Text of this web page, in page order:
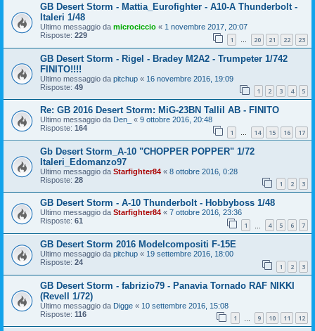
GB Desert Storm - Mattia_Eurofighter - A10-A Thunderbolt -
Italeri 1/48
Ultimo messaggio da microciccio « 1 novembre 2017, 20:07
Risposte: 229 1 … 20 21 22 23
GB Desert Storm - Rigel - Bradey M2A2 - Trumpeter 1/742
FINITO!!!!
Ultimo messaggio da pitchup « 16 novembre 2016, 19:09
Risposte: 49 1 2 3 4 5
Re: GB 2016 Desert Storm: MiG-23BN Tallil AB - FINITO
Ultimo messaggio da Den_ « 9 ottobre 2016, 20:48
Risposte: 164 1 … 14 15 16 17
Gb Desert Storm_A-10 "CHOPPER POPPER" 1/72
Italeri_Edomanzo97
Ultimo messaggio da Starfighter84 « 8 ottobre 2016, 0:28
Risposte: 28 1 2 3
GB Desert Storm - A-10 Thunderbolt - Hobbyboss 1/48
Ultimo messaggio da Starfighter84 « 7 ottobre 2016, 23:36
Risposte: 61 1 4 5 6 7
GB Desert Storm 2016 Modelcompositi F-15E
Ultimo messaggio da pitchup « 19 settembre 2016, 18:00
Risposte: 24 1 2 3
GB Desert Storm - fabrizio79 - Panavia Tornado RAF NIKKI
(Revell 1/72)
Ultimo messaggio da Digge « 10 settembre 2016, 15:08
Risposte: 116 1 9 10 11 12